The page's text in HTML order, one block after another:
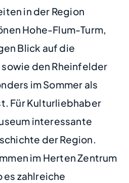
in der Region
Hohe-Flum-Turm,
Blick auf die
den Rheinfelder
im Sommer als
Für Kulturliebhaber
interessante
der Region.
im Herten Zentrum
es zahlreiche